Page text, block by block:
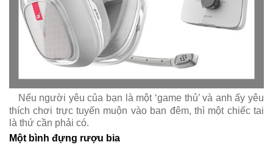
Nếu người yêu của bạn là một ‘game thủ’ và anh ấy yêu
thích chơi trực tuyến muộn vào ban đêm, thì một chiếc tai
là thứ cần phải có.
Một bình đựng rượu bia